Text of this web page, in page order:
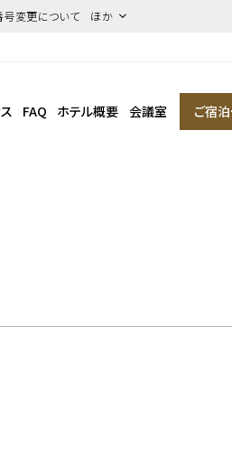
号変更について ほか
FAQ ホテル概要 会議室 ご宿